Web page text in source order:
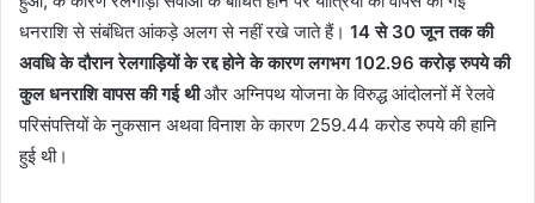
धनराशि से संबंधित आंकड़े अलग से नहीं रखे जाते हैं। 14 से 30 जून तक की
अवधि के दौरान रेलगाड़ियों के रद्द होने के कारण लगभग 102.96 करोड़ रुपये की
कुल धनराशि वापस की गई थीऔर अग्निपथ योजना के विरुद्ध आंदोलनों में रेलवे
परिसंपत्तियों के नुकसान अथवा विनाश के कारण 259.44 करोड रुपये की हानि
हुई थी।